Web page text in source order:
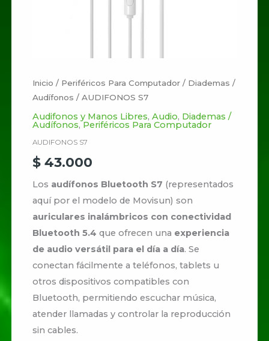
Inicio / Periféricos Para Computador / Diademas /
Audífonos / AUDIFONOS S7
Audifonos y Manos Libres,Audio, Diademas /
Audífonos,Periféricos Para Computador
AUDIFONOS S7
$ 43.000
Los audífonos Bluetooth S7 (representados
aquí por el modelo de Movisun) son
auriculares inalámbricos con conectividad
Bluetooth 5.4 que ofrecen una experiencia
de audio versátil para el día a día. Se
conectan fácilmente a teléfonos, tablets u
otros dispositivos compatibles con
Bluetooth, permitiendo escuchar música,
atender llamadas y controlar la reproducción
sin cables.